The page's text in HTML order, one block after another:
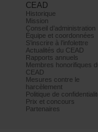
CEAD
Historique
Mission
Conseild’administration
Équipeetcoordonnées
S’inscrireàl’infolettre
ActualitésduCEAD
Rapportsannuels
CEAD
Mesurescontrele
harcèlement
Prixetconcours
Partenaires